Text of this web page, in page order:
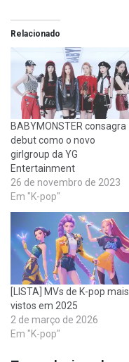
Relacionado
BABYMONSTER consagra
debut como o novo
girlgroup da YG
Entertainment
26 de novembro de 2023
Em "K-pop"
[LISTA] MVs de K-pop mais
vistos em 2025
2 de março de 2026
Em "K-pop"